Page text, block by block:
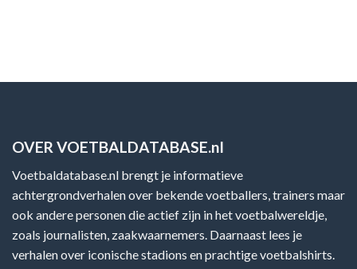
OVER VOETBALDATABASE.nl
Voetbaldatabase.nl brengt je informatieve
achtergrondverhalen over bekende voetballers, trainers maar
ook andere personen die actief zijn in het voetbalwereldje,
zoals journalisten, zaakwaarnemers. Daarnaast lees je
verhalen over iconische stadions en prachtige voetbalshirts.